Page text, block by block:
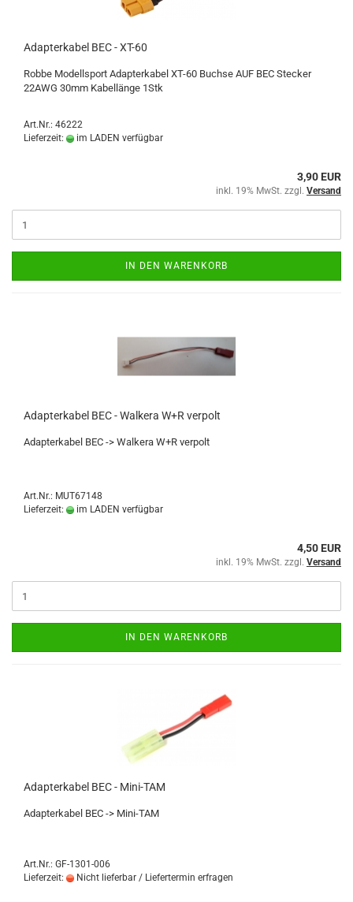
Adapterkabel BEC - XT-60
Robbe Modellsport Adapterkabel XT-60 Buchse AUF BEC Stecker
22AWG 30mm Kabellänge 1Stk
Art.Nr.: 46222
Lieferzeit:
im LADEN verfügbar
3,90 EUR
inkl. 19% MwSt. zzgl. Versand
IN DEN WARENKORB
Adapterkabel BEC - Walkera W+R verpolt
Adapterkabel BEC -> Walkera W+R verpolt
Art.Nr.: MUT67148
Lieferzeit:
im LADEN verfügbar
4,50 EUR
inkl. 19% MwSt. zzgl. Versand
IN DEN WARENKORB
Adapterkabel BEC - Mini-TAM
Adapterkabel BEC -> Mini-TAM
Art.Nr.: GF-1301-006
Lieferzeit:
Nicht lieferbar / Liefertermin erfragen